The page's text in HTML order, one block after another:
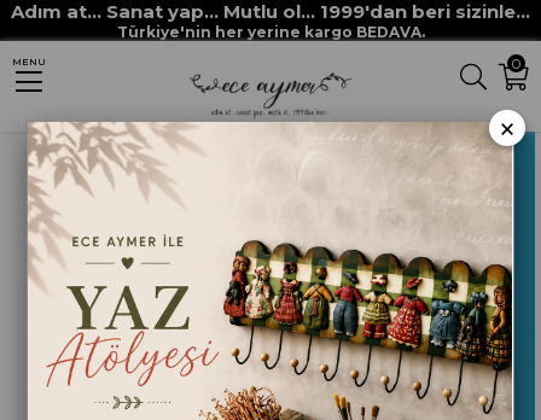
Adım at... Sanat yap... Mutlu ol... 1999'dan beri sizinle...
Türkiye'nin her yerine kargo BEDAVA.
0
MENU
Anasayfa HOBİ BOYALARI MULTİ SURFACE her yüzey boyaları
MULTİ SURFACE 2186 OKYANUS
×